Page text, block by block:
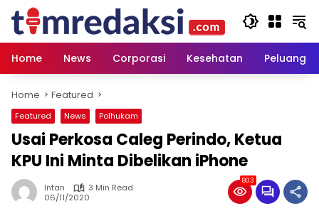
content
Home
News Corporasi Kesehatan Peluang
Home Featured
Featured News Polhukam
Usai Perkosa Caleg Perindo, Ketua
KPU Ini Minta Dibelikan iPhone
Intan
3 Min Read
06/11/2020
803